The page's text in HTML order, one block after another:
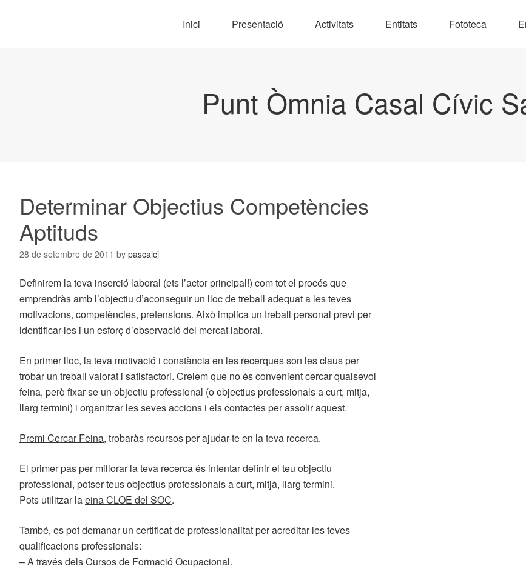
Inici Presentació Activitats Entitats Fototeca
Punt Òmnia Casal Cívic
Determinar Objectius Competències
Aptituds
28 de setembre de 2011 by pascalcj
Definirem la teva inserció laboral (ets l’actor principal!) com tot el procés que
emprendràs amb l’objectiu d’aconseguir un lloc de treball adequat a les teves
motivacions, competències, pretensions. Això implica un treball personal previ per
identificar-les i un esforç d’observació del mercat laboral.
En primer lloc, la teva motivació i constància en les recerques son les claus per
trobar un treball valorat i satisfactori. Creiem que no és convenient cercar qualsevol
feina, però fixar-se un objectiu professional (o objectius professionals a curt, mitja,
llarg termini) i organitzar les seves accions i els contactes per assolir aquest.
Premi Cercar Feina, trobaràs recursos per ajudar-te en la teva recerca.
El primer pas per millorar la teva recerca és intentar definir el teu objectiu
professional, potser teus objectius professionals a curt, mitjà, llarg termini.
Pots utilitzar laeina CLOE del SOC.
També, es pot demanar un certificat de professionalitat per acreditar les teves
qualificacions professionals:
– A través dels Cursos de Formació Ocupacional.